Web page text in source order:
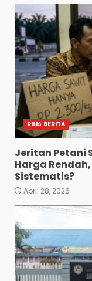
RILIS BERITA
Jeritan Petani
Harga
Sistematis?
April 28, 2026